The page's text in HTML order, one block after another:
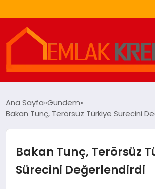
EKONOMI
DÜNYA
EĞITIM
Ana Sayfa Gündem
Bakan Tunç, Terörsüz Türkiye Sürecini
Bakan Tunç, Terörsüz
Sürecini Değerlendirdi